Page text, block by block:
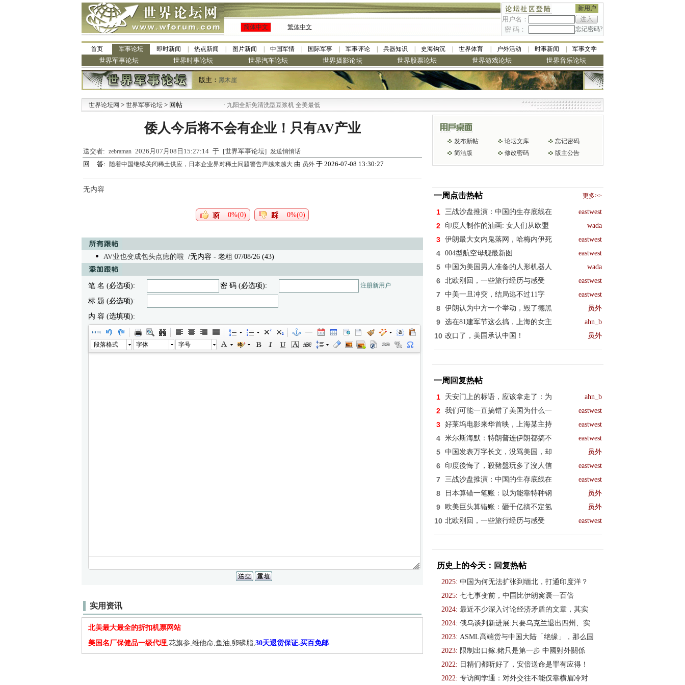
新用户
用户名：
密 码：
忘记密码?
简体中文 繁体中文
首页 军事论坛 即时新闻 热点新闻 图片新闻 中国军情 国际军事 军事评论 兵器知识 史海钩沉 世界体育 户外活动 时事新闻 军事文学
世界军事论坛 世界时事论坛 世界汽车论坛 世界摄影论坛 世界股票论坛 世界游戏论坛 世界音乐论坛
版主： 黑木崖
世界论坛网 > 世界军事论坛 > 回帖 九阳全新免清洗型豆浆机 全美最低
倭人今后将不会有企业！只有AV产业
送交者: zebraman 2026月07月08日15:27:14 于 [世界军事论坛] 发送悄悄话
回 答: 随着中国继续关闭稀土供应，日本企业界对稀土问题警告声越来越大 由 员外 于 2026-07-08 13:30:27
无内容
0%(0) 0%(0)
AV业也变成包头点痣的啦 /无内容 - 老粗 07/08/26 (43)
笔 名 (必选项): 密 码 (必选项): 注册新用户
标 题 (必选项):
内 容 (选填项):
段落格式 字体 字号
实用资讯
北美最大最全的折扣机票网站
美国名厂保健品一级代理,花旗参,维他命,鱼油,卵磷脂,30天退货保证.买百免邮.
发布新帖 论坛文库
忘记密码
简洁版
修改密码 版主公告
一周点击热帖 更多>>
1 三战沙盘推演：中国的生存底线在 eastwest
2 印度人制作的油画: 女人们从欧盟 wada
3 伊朗最大女内鬼落网，哈梅内伊死 eastwest
4 004型航空母舰最新图 eastwest
5 中国为美国男人准备的人形机器人 wada
6 北欧刚回，一些旅行经历与感受 eastwest
7 中美一旦冲突，结局逃不过11字 eastwest
8 伊朗认为中方一个举动，毁了德黑 员外
9 选在81建军节这么搞，上海的女主 ahn_b
10 改口了，美国承认中国！ 员外
一周回复热帖
1 天安门上的标语，应该拿走了：为 ahn_b
2 我们可能一直搞错了美国为什么一 eastwest
3 好莱坞电影来华首映，上海某主持 eastwest
4 米尔斯海默：特朗普连伊朗都搞不 eastwest
5 中国发表万字长文，没骂美国，却 员外
6 印度後悔了，殺豬盤玩多了沒人信 eastwest
7 三战沙盘推演：中国的生存底线在 eastwest
8 日本算错一笔账：以为能靠特种钢 员外
9 欧美巨头算错账：砸千亿搞不定氢 员外
10 北欧刚回，一些旅行经历与感受 eastwest
历史上的今天：回复热帖
2025: 中国为何无法扩张到缅北，打通印度洋？
2025: 七七事变前，中国比伊朗窝囊一百倍
2024: 最近不少深入讨论经济矛盾的文章，其实
2024: 俄乌谈判新进展:只要乌克兰退出四州、实
2023: ASML高端货与中国大陆「绝缘」，那么国
2023: 限制出口鎵.鍺只是第一步 中國對外關係
2022: 日精们都听好了，安倍送命是罪有应得！
2022: 专访阎学通：对外交往不能仅靠横眉冷对